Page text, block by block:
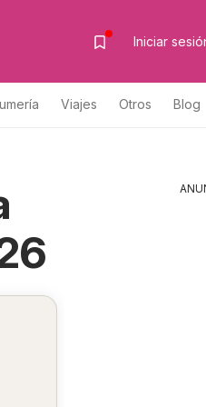
Iniciar
Viajes Otros Blog